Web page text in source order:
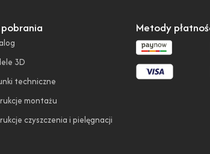
3D
techniczne
montażu
czyszczenia i pielęgnacji
Metody